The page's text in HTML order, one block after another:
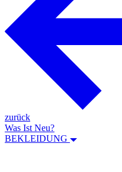
zurück
Was Ist Neu?
BEKLEIDUNG